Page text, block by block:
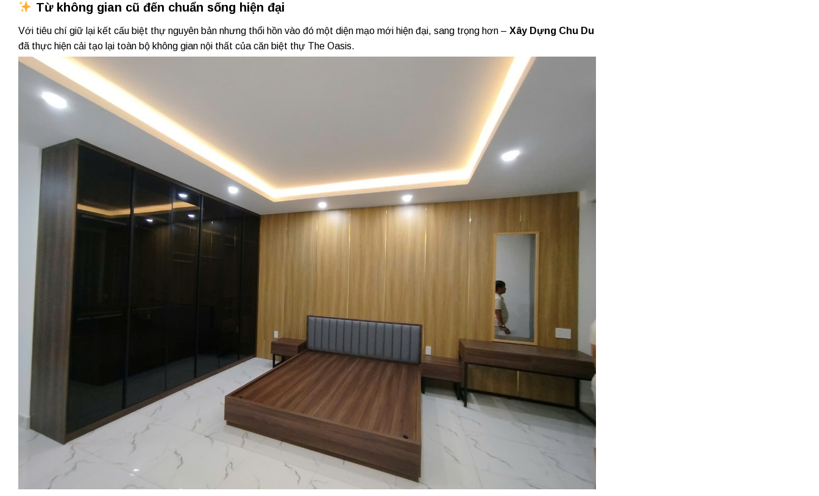
Từ không gian cũ đến chuẩn sống hiện đại
Với tiêu chí giữ lại kết cấu biệt thự nguyên bản nhưng thổi hồn vào đó một diện mạo mới hiện đại, sang trọng hơn – Xây Dựng Chu Du
đã thực hiện cải tạo lại toàn bộ không gian nội thất của căn biệt thự The Oasis.